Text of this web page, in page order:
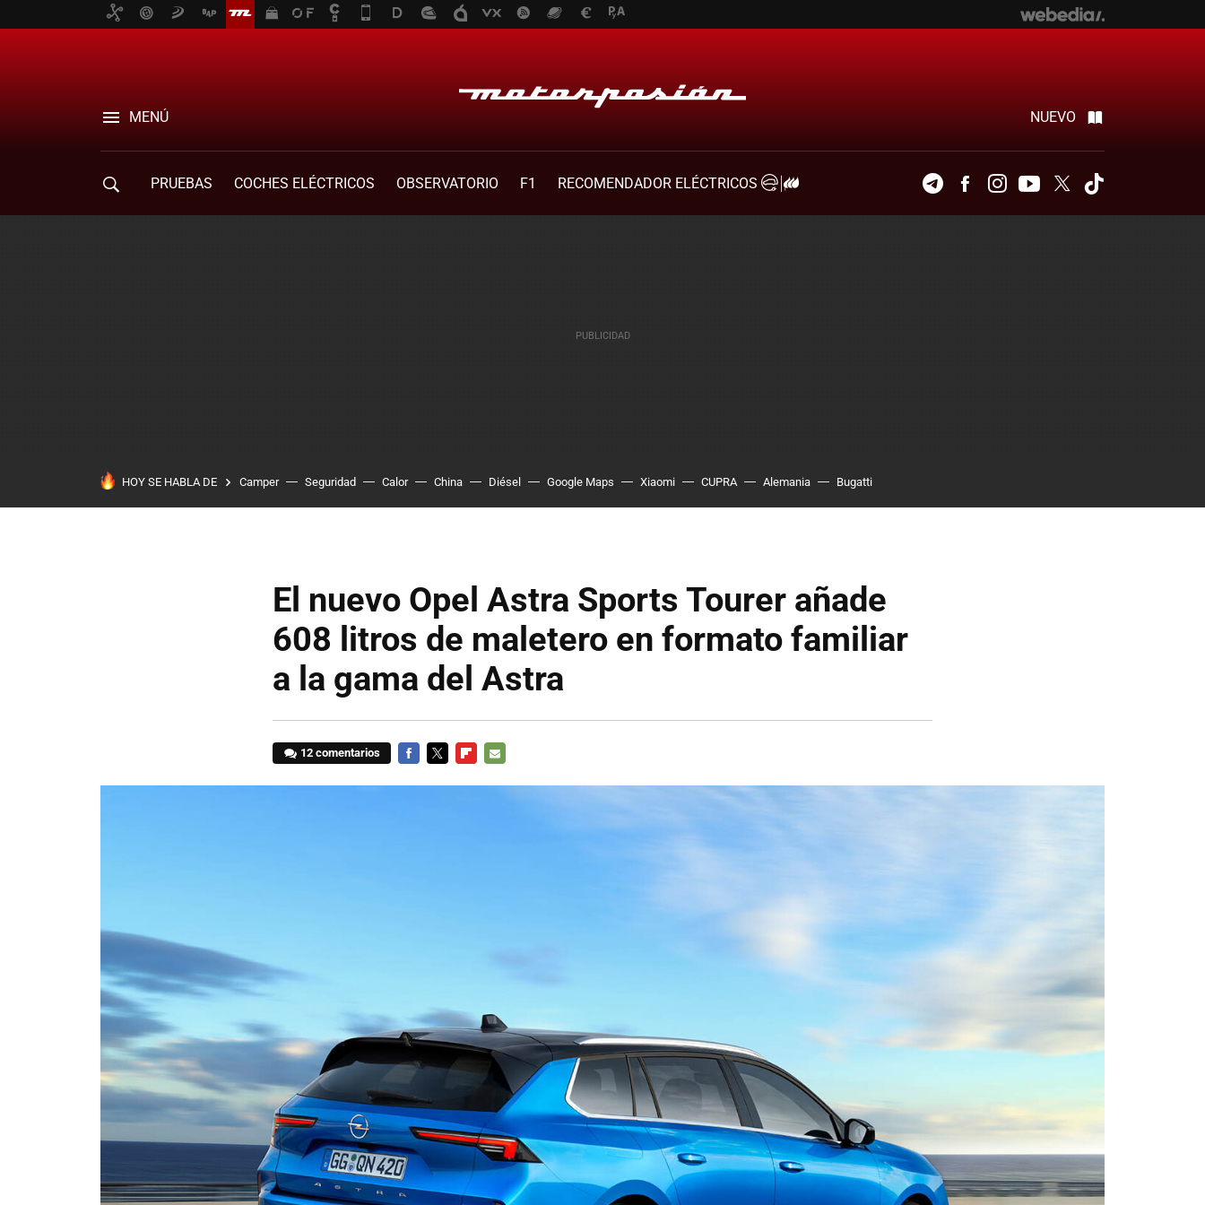
MENÚ NUEVO
PRUEBAS COCHES ELÉCTRICOS OBSERVATORIO F1
RECOMENDADOR ELÉCTRICOS
TelegramFacebookInstagramYoutubeTwitter
HOY SE HABLA DE Camper Seguridad Calor China Diésel Google Maps Xiaomi CUPRA Alemania Bugatti
El nuevo Opel Astra Sports Tourer añade
608 litros de maletero en formato familiar
a la gama del Astra
12 comentarios